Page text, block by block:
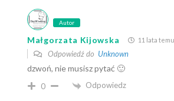
Autor
Małgorzata Kijowska 11 lata temu
Odpowiedź do Unknown
dzwoń, nie musisz pytać 🙂
0 Odpowiedz